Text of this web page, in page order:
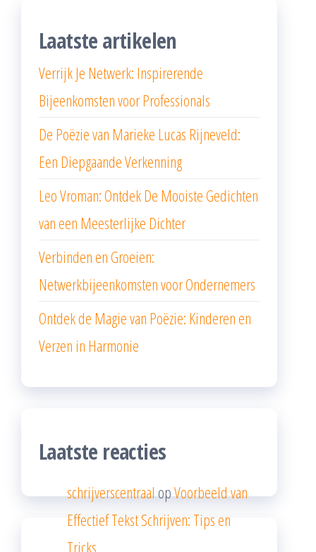
Laatste artikelen
Verrijk Je Netwerk: Inspirerende
Bijeenkomsten voor Professionals
De Poëzie van Marieke Lucas Rijneveld:
Een Diepgaande Verkenning
Leo Vroman: Ontdek De Mooiste Gedichten
van een Meesterlijke Dichter
Verbinden en Groeien:
Netwerkbijeenkomsten voor Ondernemers
Ontdek de Magie van Poëzie: Kinderen en
Verzen in Harmonie
Laatste reacties
schrijverscentraalopVoorbeeld van
Effectief Tekst Schrijven: Tips en
Tricks